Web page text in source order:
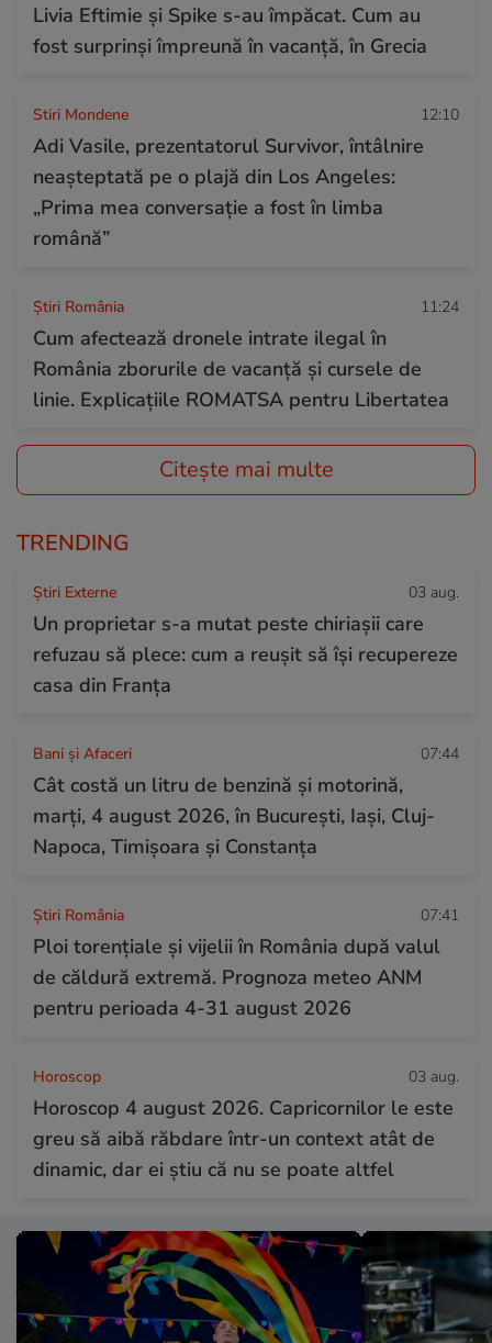
Livia Eftimie și Spike s-au împăcat. Cum au
fost surprinși împreună în vacanță, în Grecia
Stiri Mondene 12:10
Adi Vasile, prezentatorul Survivor, întâlnire
neașteptată pe o plajă din Los Angeles:
„Prima mea conversație a fost în limba
română”
Știri România 11:24
Cum afectează dronele intrate ilegal în
România zborurile de vacanță și cursele de
linie. Explicațiile ROMATSA pentru Libertatea
Citește mai multe
TRENDING
Știri Externe 03 aug.
Un proprietar s-a mutat peste chiriașii care
refuzau să plece: cum a reușit să își recupereze
casa din Franța
Bani și Afaceri 07:44
Cât costă un litru de benzină și motorină,
marți, 4 august 2026, în București, Iași, Cluj-
Napoca, Timișoara și Constanța
Știri România 07:41
Ploi torențiale și vijelii în România după valul
de căldură extremă. Prognoza meteo ANM
pentru perioada 4-31 august 2026
Horoscop 03 aug.
Horoscop 4 august 2026. Capricornilor le este
greu să aibă răbdare într-un context atât de
dinamic, dar ei știu că nu se poate altfel